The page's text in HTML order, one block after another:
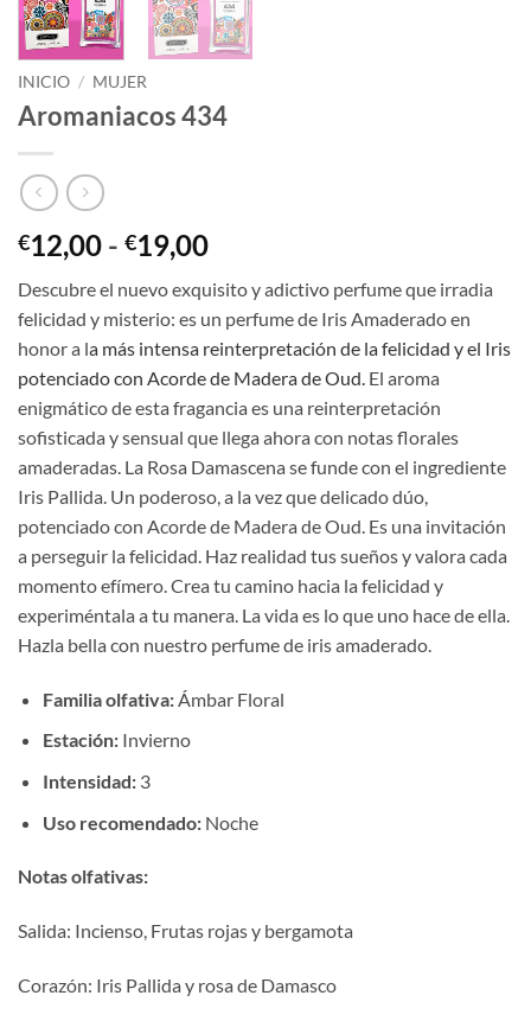
INICIO / MUJER
Aromaniacos 434
€12,00 - €19,00Rango
precios:
desde
€12,00
hasta
€19,00
Descubre el nuevo exquisito y adictivo perfume que irradia
felicidad y misterio: es un perfume de Iris Amaderado en
honor a la más intensa reinterpretación de la felicidad​ y el Iris
potenciado con Acorde de Madera de Oud​​. El aroma
enigmático de esta fragancia es una reinterpretación
sofisticada y sensual que llega ahora con notas florales
amaderadas. La Rosa Damascena se funde con el ingrediente
Iris Pallida. Un poderoso, a la vez que delicado dúo,
potenciado con Acorde de Madera de Oud. Es una invitación
a perseguir la felicidad. ​Haz realidad tus sueños y valora cada
momento efímero. Crea tu camino hacia la felicidad y
experiméntala a tu manera. La vida es lo que uno hace de ella.
Hazla bella con nuestro perfume de iris amaderado.
Familia olfativa:Ámbar Floral
Estación:Invierno
Intensidad:3
Uso recomendado:Noche
Notas olfativas:
Salida: Incienso, Frutas rojas y bergamota
Corazón: Iris Pallida y rosa de Damasco